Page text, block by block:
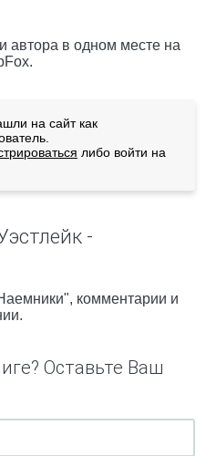
автора в одном месте на
на сайт как
либо войти на
-
комментарии и
Оставьте Ваш